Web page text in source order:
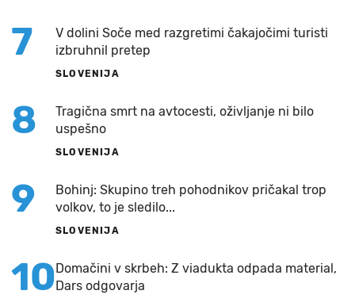
7
V dolini Soče med razgretimi čakajočimi turisti
izbruhnil pretep
SLOVENIJA
8
Tragična smrt na avtocesti, oživljanje ni bilo
uspešno
SLOVENIJA
9
Bohinj: Skupino treh pohodnikov pričakal trop
volkov, to je sledilo...
SLOVENIJA
10Domačini v skrbeh: Z viadukta odpada material,
Dars odgovarja